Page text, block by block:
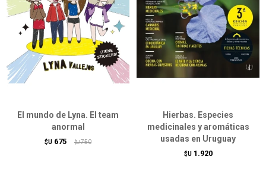
El mundo de Lyna. El team
anormal
$U 675 $U 750
Hierbas. Especies
medicinales y aromáticas
usadas en Uruguay
$U 1.920